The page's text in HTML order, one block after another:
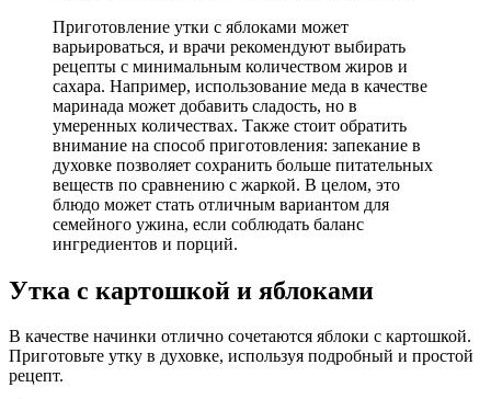
Приготовление утки с яблоками может
варьироваться, и врачи рекомендуют выбирать
рецепты с минимальным количеством жиров и
сахара. Например, использование меда в качестве
маринада может добавить сладость, но в
умеренных количествах. Также стоит обратить
внимание на способ приготовления: запекание в
духовке позволяет сохранить больше питательных
веществ по сравнению с жаркой. В целом, это
блюдо может стать отличным вариантом для
семейного ужина, если соблюдать баланс
ингредиентов и порций.
Утка с картошкой и яблоками
В качестве начинки отлично сочетаются яблоки с картошкой.
Приготовьте утку в духовке, используя подробный и простой
рецепт.